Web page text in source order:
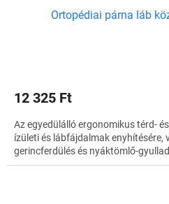
Ortopédiai párna láb
12 325 Ft
Az egyedülálló ergonomikus térd-
ízületi és lábfájdalmak enyhítésére,
gerincferdülés és nyáktömlő-